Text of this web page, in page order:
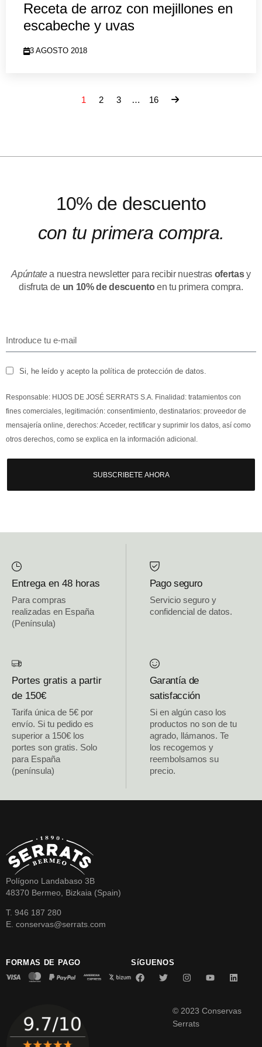
Receta de arroz con mejillones en
escabeche y uvas
3 AGOSTO 2018
1 2 3 … 16
10% de descuento
con tu primera compra.
Apúntatea nuestra newsletter para recibir nuestras ofertasy
disfruta de un 10% de descuentoen tu primera compra.
Si, he leído y acepto la política de protección de datos.
Responsable: HIJOS DE JOSÉ SERRATS S.A. Finalidad: tratamientos con
fines comerciales, legitimación: consentimiento, destinatarios: proveedor de
mensajería online, derechos: Acceder, rectificar y suprimir los datos, así como
otros derechos, como se explica en la información adicional.
SUBSCRIBETE AHORA
Entrega en 48 horas
Para compras
realizadas en España
(Península)
Pago seguro
Servicio seguro y
confidencial de datos.
Portes gratis a partir
de 150€
Tarifa única de 5€ por
envío. Si tu pedido es
superior a 150€ los
portes son gratis. Solo
para España
(península)
Garantía de
satisfacción
Si en algún caso los
productos no son de tu
agrado, llámanos. Te
los recogemos y
reembolsamos su
precio.
Polígono Landabaso 3B
48370 Bermeo, Bizkaia (Spain)
T. 946 187 280
E. conservas@serrats.com
FORMAS DE PAGO SíGUENOS
© 2023 Conservas
Serrats